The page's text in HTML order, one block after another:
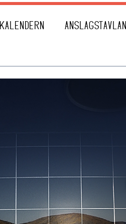
KALENDERN ANSLAGSTAVLAN